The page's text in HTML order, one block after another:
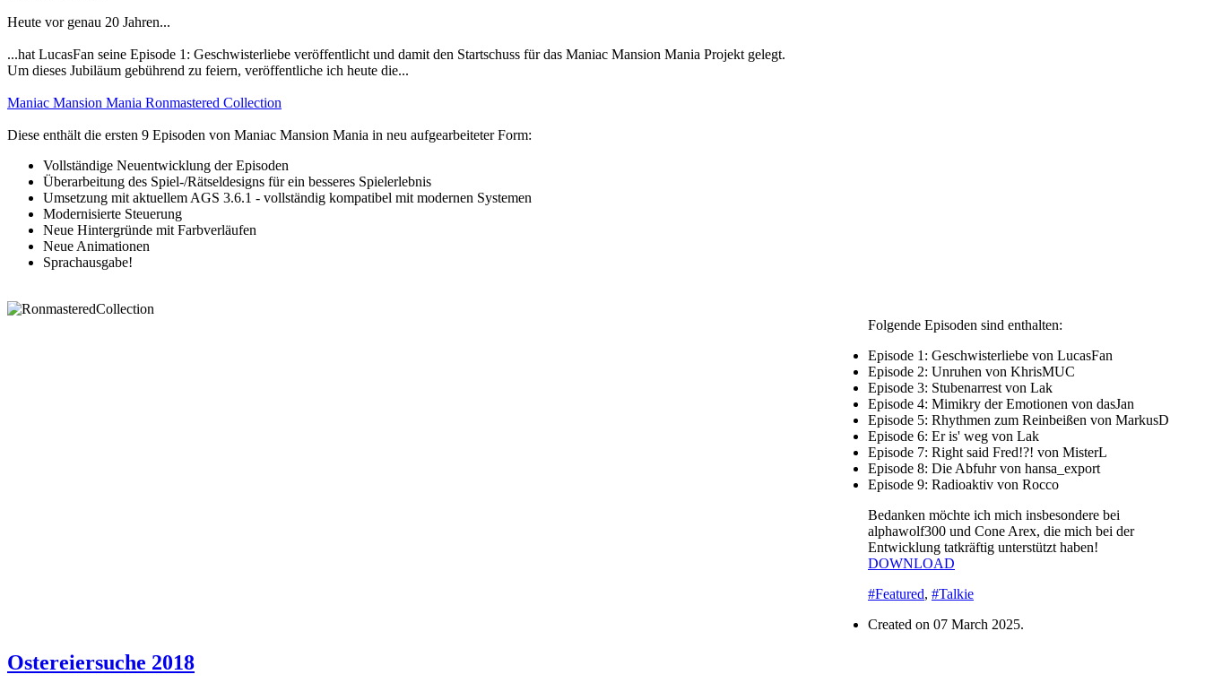
Heute vor genau 20 Jahren...
...hat LucasFan seine Episode 1: Geschwisterliebe veröffentlicht und damit den Startschuss für das Maniac Mansion Mania Projekt gelegt.
Um dieses Jubiläum gebührend zu feiern, veröffentliche ich heute die...
Maniac Mansion Mania Ronmastered Collection
Diese enthält die ersten 9 Episoden von Maniac Mansion Mania in neu aufgearbeiteter Form:
Vollständige Neuentwicklung der Episoden
Überarbeitung des Spiel-/Rätseldesigns für ein besseres Spielerlebnis
Umsetzung mit aktuellem AGS 3.6.1 - vollständig kompatibel mit modernen Systemen
Modernisierte Steuerung
Neue Hintergründe mit Farbverläufen
Neue Animationen
Sprachausgabe!
Folgende Episoden sind enthalten:
Episode 1: Geschwisterliebe von LucasFan
Episode 2: Unruhen von KhrisMUC
Episode 3: Stubenarrest von Lak
Episode 4: Mimikry der Emotionen von dasJan
Episode 5: Rhythmen zum Reinbeißen von MarkusD
Episode 6: Er is' weg von Lak
Episode 7: Right said Fred!?! von MisterL
Episode 8: Die Abfuhr von hansa_export
Episode 9: Radioaktiv von Rocco
Bedanken möchte ich mich insbesondere bei
alphawolf300 und Cone Arex, die mich bei der
Entwicklung tatkräftig unterstützt haben!
DOWNLOAD
#Featured, #Talkie
Created on 07 March 2025.
Ostereiersuche 2018